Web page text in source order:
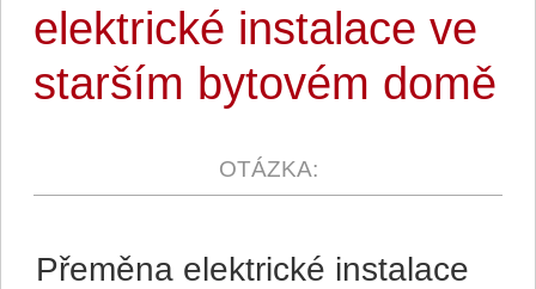
elektrické instalace ve
starším bytovém domě
Přeměna elektrické instalace